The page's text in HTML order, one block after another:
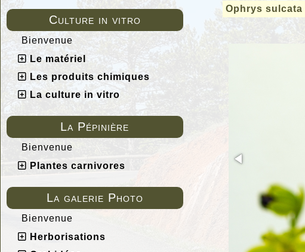
Culture in vitro
Bienvenue
Le matériel
Les produits chimiques
La culture in vitro
La Pépinière
Bienvenue
Plantes carnivores
La galerie Photo
Bienvenue
Herborisations
Ophrys sulcata